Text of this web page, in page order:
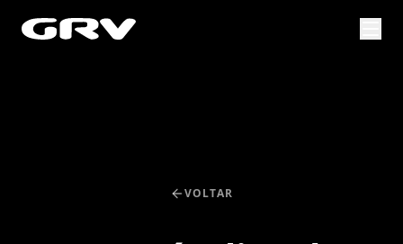
VOLTAR